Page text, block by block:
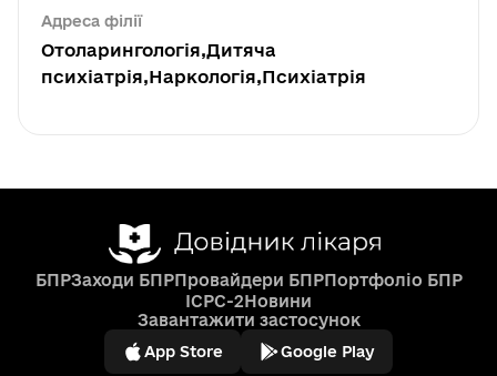
Адреса філії
Отоларингологія,Дитяча
психіатрія,Наркологія,Психіатрія
БПРЗаходи БПРПровайдери БПРПортфоліо БПР
ICPC-2Новини
Завантажити застосунок
App Store Google Play